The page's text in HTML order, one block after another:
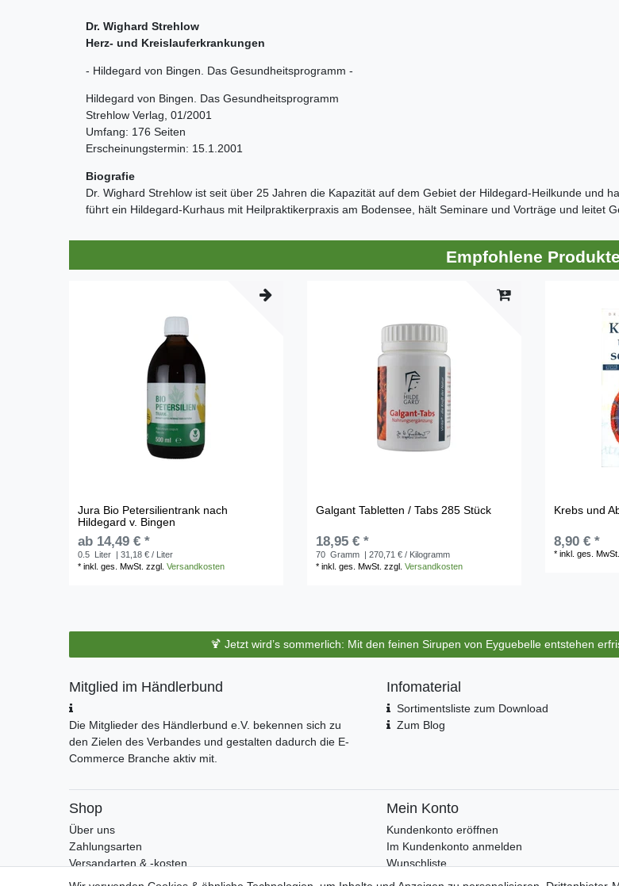
Dr. Wighard Strehlow
Herz- und Kreislauferkrankungen
- Hildegard von Bingen. Das Gesundheitsprogramm​ -
Hildegard von Bingen. Das Gesundheitsprogramm
Strehlow Verlag, 01/2001
Umfang: 176 Seiten
Erscheinungstermin: 15.1.2001
Biografie
Dr. Wighard Strehlow ist seit über 25 Jahren die Kapazität auf dem Gebiet der Hildegard-Heilkunde und
führt ein Hildegard-Kurhaus mit Heilpraktikerpraxis am Bodensee, hält Seminare und Vorträge und leitet
Empfohlene Produkte
Jura Bio Petersilientrank nach
Hildegard v. Bingen
ab 14,49 € *
0.5 Liter | 31,18 € / Liter
*inkl. ges. MwSt. zzgl.Versandkosten
Galgant Tabletten / Tabs 285 Stück
18,95 € *
70 Gramm | 270,71 € / Kilogramm
*inkl. ges. MwSt. zzgl.Versandkosten
Krebs und
8,90 € *
*inkl. ges. MwSt.
🍹 Jetzt wird’s sommerlich: Mit den feinen Sirupen von Eyguebelle entstehen
Mitglied im Händlerbund
Die Mitglieder des Händlerbund e.V. bekennen sich zu
den Zielen des Verbandes und gestalten dadurch die E-
Commerce Branche aktiv mit.
Infomaterial
Sortimentsliste zum Download
Zum Blog
Shop
Über uns
Zahlungsarten
Versandarten & -kosten
Widerrufsrecht
Mein Konto
Kundenkonto eröffnen
Im Kundenkonto anmelden
Wunschliste